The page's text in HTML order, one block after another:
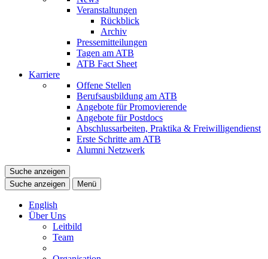
Veranstaltungen
Rückblick
Archiv
Pressemitteilungen
Tagen am ATB
ATB Fact Sheet
Karriere
Offene Stellen
Berufsausbildung am ATB
Angebote für Promovierende
Angebote für Postdocs
Abschlussarbeiten, Praktika & Freiwilligendienst
Erste Schritte am ATB
Alumni Netzwerk
Suche anzeigen
Suche anzeigen
Menü
English
Über Uns
Leitbild
Team